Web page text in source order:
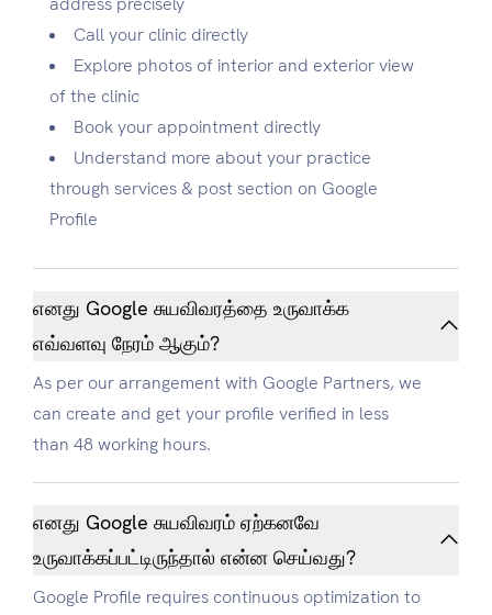
Call your clinic directly
Explore photos of interior and exterior view
of the clinic
Book your appointment directly
Understand more about your practice
through services & post section on Google
Profile
எனது Google சுயவிவரத்தை உருவாக்க
எவ்வளவு நேரம் ஆகும்?
As per our arrangement with Google Partners, we
can create and get your profile verified in less
than 48 working hours.
எனது Google சுயவிவரம் ஏற்கனவே
உருவாக்கப்பட்டிருந்தால் என்ன செய்வது?
Google Profile requires continuous optimization to